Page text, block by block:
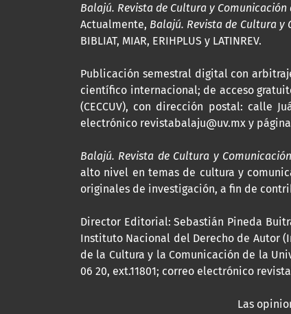
Balajú. Revista de Cultura y
Actualmente, Balajú. Revista de Cultura y
BIBLIAT, MIAR, ERIHPLUS y LATINREV.
Publicación semestral digital con
científico internacional; de acceso
(CECCUV), con dirección postal: calle
electrónico revistabalaju@uv.mx y
Balajú. Revista de Cultura y
alto nivel en temas de cultura y
originales de investigación, a fin de
Director Editorial: Sebastián Pineda
Instituto Nacional del Derecho de Autor
de la Cultura y la Comunicación de la
06 20, ext.11801; correo electrónico
Las